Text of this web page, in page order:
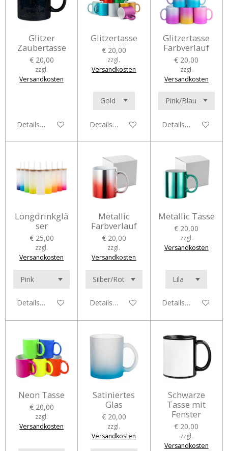
Glitzer
Zaubertasse
€ 20,00
zzgl.
Versandkosten
Details anzeigen
Glitzertasse
€ 20,00
zzgl.
Versandkosten
Details anzeigen
Glitzertasse
Farbverlauf
€ 20,00
zzgl.
Versandkosten
Details anzeigen
Longdrinkglä
ser
€ 25,00
zzgl.
Versandkosten
Details anzeigen
Metallic
Farbverlauf
€ 20,00
zzgl.
Versandkosten
Details anzeigen
Metallic Tasse
€ 20,00
zzgl.
Versandkosten
Details anzeigen
Neon Tasse
€ 20,00
zzgl.
Versandkosten
Satiniertes
Glas
€ 20,00
zzgl.
Versandkosten
Schwarze
Tasse mit
Fenster
€ 20,00
zzgl.
Versandkosten